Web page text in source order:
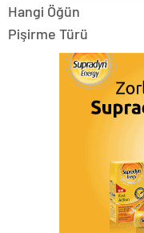
Hangi Öğün
Pişirme Türü